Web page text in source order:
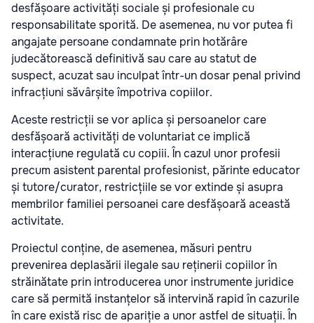
desfășoare activități sociale și profesionale cu
responsabilitate sporită. De asemenea, nu vor putea fi
angajate persoane condamnate prin hotărâre
judecătorească definitivă sau care au statut de
suspect, acuzat sau inculpat într-un dosar penal privind
infracțiuni săvârșite împotriva copiilor.
Aceste restricții se vor aplica și persoanelor care
desfășoară activități de voluntariat ce implică
interacțiune regulată cu copiii. În cazul unor profesii
precum asistent parental profesionist, părinte educator
și tutore/curator, restricțiile se vor extinde și asupra
membrilor familiei persoanei care desfășoară această
activitate.
Proiectul conține, de asemenea, măsuri pentru
prevenirea deplasării ilegale sau reținerii copiilor în
străinătate prin introducerea unor instrumente juridice
care să permită instanțelor să intervină rapid în cazurile
în care există risc de apariție a unor astfel de situații. În